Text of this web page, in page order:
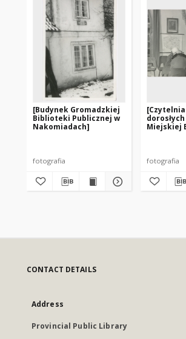
[Budynek Gromadzkiej
Biblioteki Publicznej w
Nakomiadach]
fotografia
Miejskiej
fotografia
CONTACT DETAILS
Address
Provincial Public Library